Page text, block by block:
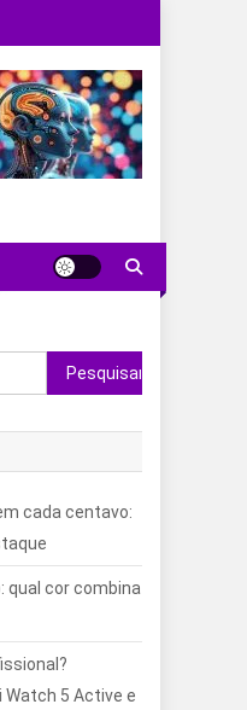
Pesquisar
por:
cada centavo:
qual cor combina
Watch 5 Active e